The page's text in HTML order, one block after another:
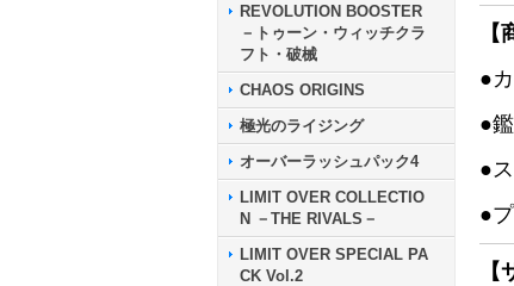
REVOLUTION BOOSTER
－トゥーン・ウィッチクラ
フト・破械
CHAOS ORIGINS
極光のライジング
オーバーラッシュパック4
LIMIT OVER COLLECTIO
N －THE RIVALS－
LIMIT OVER SPECIAL PA
CK Vol.2
●
●
●
●